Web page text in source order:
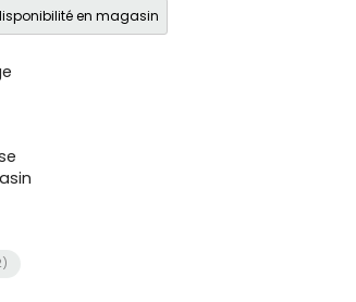
en magasin